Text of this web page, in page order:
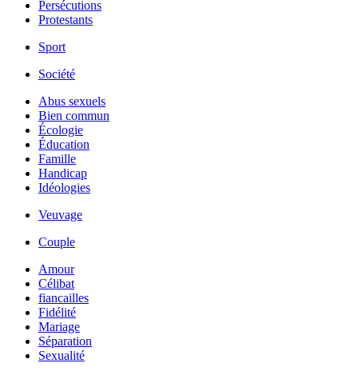
Persécutions
Protestants
Sport
Société
Abus sexuels
Bien commun
Écologie
Éducation
Famille
Handicap
Idéologies
Veuvage
Couple
Amour
Célibat
fiancailles
Fidélité
Mariage
Séparation
Sexualité